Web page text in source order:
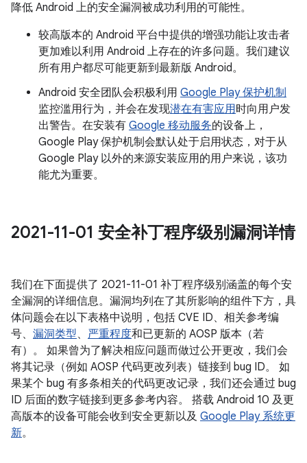
降低 Android 上的安全漏洞被成功利用的可能性。
较高版本的 Android 平台中提供的增强功能让攻击者
更加难以利用 Android 上存在的许多问题。我们建议
所有用户都尽可能更新到最新版 Android。
Android 安全团队会积极利用 Google Play 保护机制
监控滥用行为，并会在发现潜在有害应用时向用户发
出警告。在安装有 Google 移动服务的设备上，
Google Play 保护机制会默认处于启用状态，对于从
Google Play 以外的来源安装应用的用户来说，该功
能尤为重要。
2021-11-01 安全补丁程序级别漏洞详情
我们在下面提供了 2021-11-01 补丁程序级别涵盖的每个安
全漏洞的详细信息。漏洞均列在了其所影响的组件下方，具
体问题会在以下表格中说明，包括 CVE ID、相关参考编
号、 漏洞类型、 严重程度和已更新的 AOSP 版本（若
有）。 如果曾为了解决相应问题而做过公开更改，我们会
将其记录（例如 AOSP 代码更改列表）链接到 bug ID。 如
果某个 bug 有多条相关的代码更改记录，我们还会通过 bug
ID 后面的数字链接到更多参考内容。 搭载 Android 10 及更
高版本的设备可能会收到安全更新以及 Google Play 系统更
新。